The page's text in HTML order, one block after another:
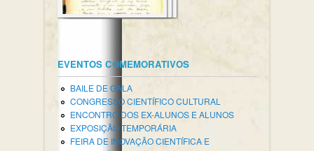
EVENTOS COMEMORATIVOS
BAILE DE GALA
CONGRESSO CIENTÍFICO CULTURAL
ENCONTRO DOS EX-ALUNOS E ALUNOS
EXPOSIÇÃO TEMPORÁRIA
FEIRA DE INOVAÇÃO CIENTÍFICA E